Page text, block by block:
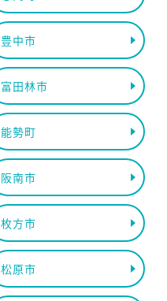
豊中市
富田林市
能勢町
阪南市
枚方市
松原市